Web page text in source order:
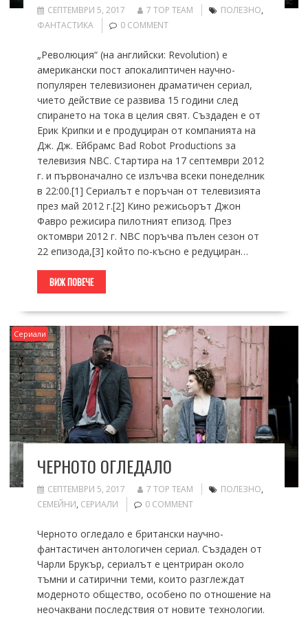
СЕПТЕМВРИ 5, 2017 7 TOP TEAM ПОЛЕЗНО,
ФАНТАСТИКА
0 COMMENT
„Революция“ (на английски: Revolution) е
американски пост апокалиптичен научно-
популярен телевизионен драматичен сериал,
чието действие се развива 15 години след
спирането на тока в целия свят. Създаден е от
Ерик Крипки и е продуциран от компанията на
Дж. Дж. Ейбрамс Bad Robot Productions за
телевизия NBC. Стартира на 17 септември 2012
г. и първоначално се излъчва всеки понеделник
в 22:00.[1] Сериалът е поръчан от телевизията
през май 2012 г.[2] Кино режисьорът Джон
Фавро режисира пилотният епизод. През
октомври 2012 г. NBC поръчва пълен сезон от
22 епизода,[3] който по-късно е редуциран…
ВИЖ ПОВЕЧЕ
Сериали
ЧЕРНОТО ОГЛЕДАЛО
СЕПТЕМВРИ 5, 2017 7 TOP TEAM ПОЛЕЗНО,
СЕМЕЙНИ, СЕРИАЛИ 0 COMMENT
Черното огледало е британски научно-
фантастичен антологичен сериал. Създаден от
Чарли Брукър, сериалът е центриран около
тъмни и сатирични теми, които разглеждат
модерното общество, особено по отношение на
неочаквани последствия от новите технологии.